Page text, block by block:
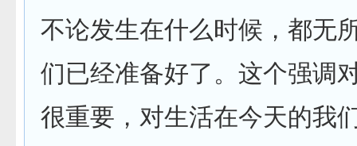
不论发生在什么时候，都无
们已经准备好了。这个强调
很重要，对生活在今天的我